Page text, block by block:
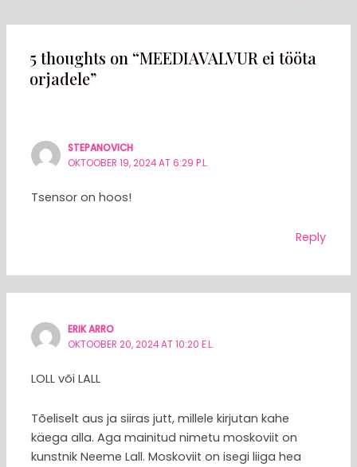
5 thoughts on “MEEDIAVALVUR ei tööta
orjadele”
STEPANOVICH
OKTOOBER 19, 2024 AT 6:29 P.L.
Tsensor on hoos!
Reply
ERIK ARRO
OKTOOBER 20, 2024 AT 10:20 E.L.
LOLL või LALL
Tõeliselt aus ja siiras jutt, millele kirjutan kahe
käega alla. Aga mainitud nimetu moskoviit on
kunstnik Neeme Lall. Moskoviit on isegi liiga hea